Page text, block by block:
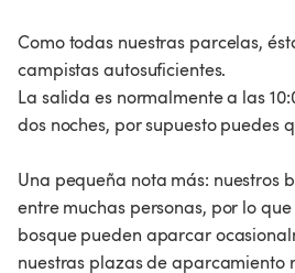
Como todas nuestras parcelas,
campistas autosuficientes.
La salida es normalmente a las
dos noches, por supuesto puedes
Una pequeña nota más: nuestros
entre muchas personas, por lo
bosque pueden aparcar
nuestras plazas de aparcamiento